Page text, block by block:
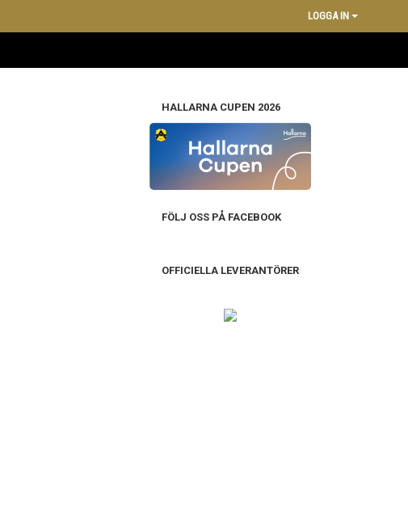
LOGGA IN
HALLARNA CUPEN 2026
FÖLJ OSS PÅ FACEBOOK
OFFICIELLA LEVERANTÖRER